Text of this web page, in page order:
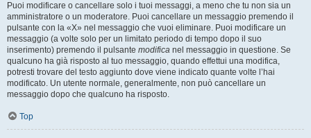
Puoi modificare o cancellare solo i tuoi messaggi, a meno che tu non sia un
amministratore o un moderatore. Puoi cancellare un messaggio premendo il
pulsante con la «X» nel messaggio che vuoi eliminare. Puoi modificare un
messaggio (a volte solo per un limitato periodo di tempo dopo il suo
inserimento) premendo il pulsante modifica nel messaggio in questione. Se
qualcuno ha già risposto al tuo messaggio, quando effettui una modifica,
potresti trovare del testo aggiunto dove viene indicato quante volte l’hai
modificato. Un utente normale, generalmente, non può cancellare un
messaggio dopo che qualcuno ha risposto.
Top